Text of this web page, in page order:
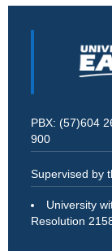
PBX: (57)604
900
Supervised by
University
Resolution